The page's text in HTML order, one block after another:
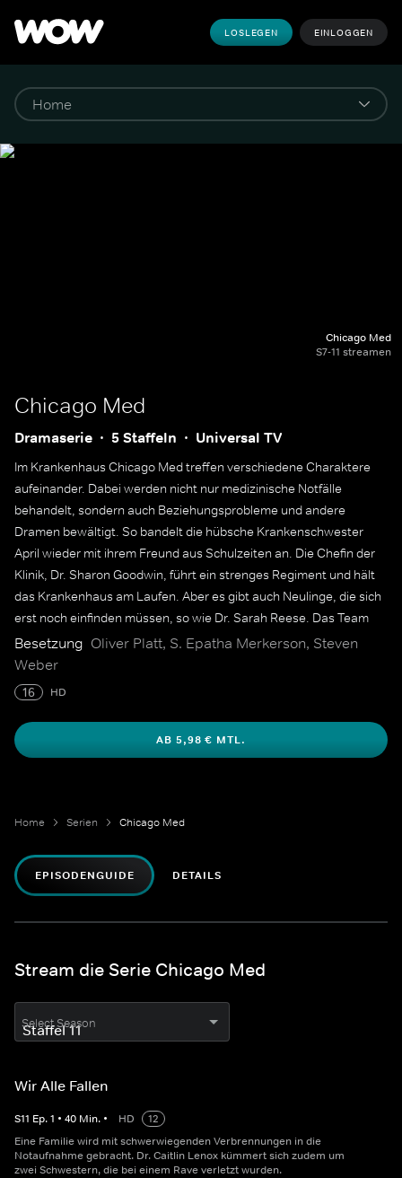
LOSLEGEN EINLOGGEN
Chicago Med
S7-11 streamen
Chicago Med
Dramaserie 5 Staffeln Universal TV
Im Krankenhaus Chicago Med treffen verschiedene Charaktere
aufeinander. Dabei werden nicht nur medizinische Notfälle
behandelt, sondern auch Beziehungsprobleme und andere
Dramen bewältigt. So bandelt die hübsche Krankenschwester
April wieder mit ihrem Freund aus Schulzeiten an. Die Chefin der
Klinik, Dr. Sharon Goodwin, führt ein strenges Regiment und hält
das Krankenhaus am Laufen. Aber es gibt auch Neulinge, die sich
erst noch einfinden müssen, so wie Dr. Sarah Reese. Das Team
geht gemeinsam an Grenzen, um die Patienten zu behandeln.
Besetzung Oliver Platt, S. Epatha Merkerson, Steven
Weber
16 HD
AB 5,98 € MTL.
Home Serien Chicago Med
EPISODENGUIDE DETAILS
Stream die Serie Chicago Med
Select Season
Wir Alle Fallen
S11 Ep.1 • 40 Min. • HD
12
Eine Familie wird mit schwerwiegenden Verbrennungen in die
Notaufnahme gebracht. Dr. Caitlin Lenox kümmert sich zudem um
zwei Schwestern, die bei einem Rave verletzt wurden.